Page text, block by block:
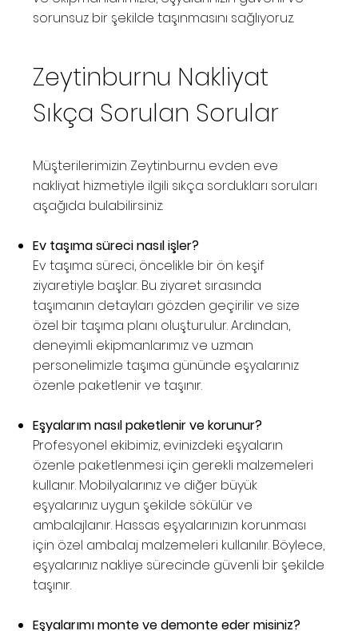
sorunsuz bir şekilde taşınmasını sağlıyoruz.
Zeytinburnu Nakliyat
Sıkça Sorulan Sorular
Müşterilerimizin Zeytinburnu evden eve
nakliyat hizmetiyle ilgili sıkça sordukları soruları
aşağıda bulabilirsiniz:
Ev taşıma süreci nasıl işler?
Ev taşıma süreci, öncelikle bir ön keşif
ziyaretiyle başlar. Bu ziyaret sırasında
taşımanın detayları gözden geçirilir ve size
özel bir taşıma planı oluşturulur. Ardından,
deneyimli ekipmanlarımız ve uzman
personelimizle taşıma gününde eşyalarınız
özenle paketlenir ve taşınır.
Eşyalarım nasıl paketlenir ve korunur?
Profesyonel ekibimiz, evinizdeki eşyaların
özenle paketlenmesi için gerekli malzemeleri
kullanır. Mobilyalarınız ve diğer büyük
eşyalarınız uygun şekilde sökülür ve
ambalajlanır. Hassas eşyalarınızın korunması
için özel ambalaj malzemeleri kullanılır. Böylece,
eşyalarınız nakliye sürecinde güvenli bir şekilde
taşınır.
Eşyalarımı monte ve demonte eder misiniz?